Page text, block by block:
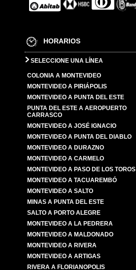
HORARIOS
SELECCIONE UNA LÍNEA
COLONIA A MONTEVIDEO
MONTEVIDEO A PIRIÁPOLIS
MONTEVIDEO A PUNTA DEL ESTE
PUNTA DEL ESTE A AEROPUERTO
CARRASCO
MONTEVIDEO A JOSÉ IGNACIO
MONTEVIDEO A PUNTA DEL DIABLO
MONTEVIDEO A DURAZNO
MONTEVIDEO A CARMELO
MONTEVIDEO A PASO DE LOS TOROS
MONTEVIDEO A TACUAREMBÓ
MONTEVIDEO A SALTO
MINAS A PUNTA DEL ESTE
SALTO A PORTO ALEGRE
MONTEVIDEO A LA PEDRERA
MONTEVIDEO A MALDONADO
MONTEVIDEO A RIVERA
MONTEVIDEO A ARTIGAS
RIVERA A FLORIANOPOLIS